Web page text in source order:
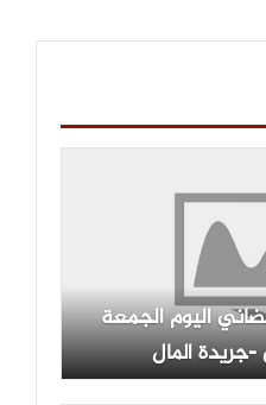
اليوم الجمعة